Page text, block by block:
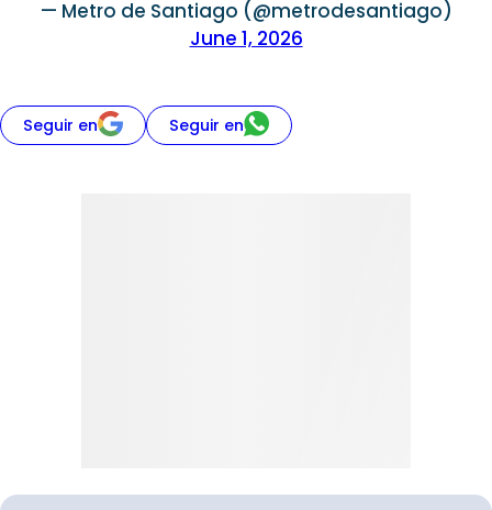
— Metro de Santiago (@metrodesantiago)
June 1, 2026
Seguir en Seguir en